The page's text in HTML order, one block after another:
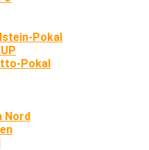
Pokal
Pokal
Nord